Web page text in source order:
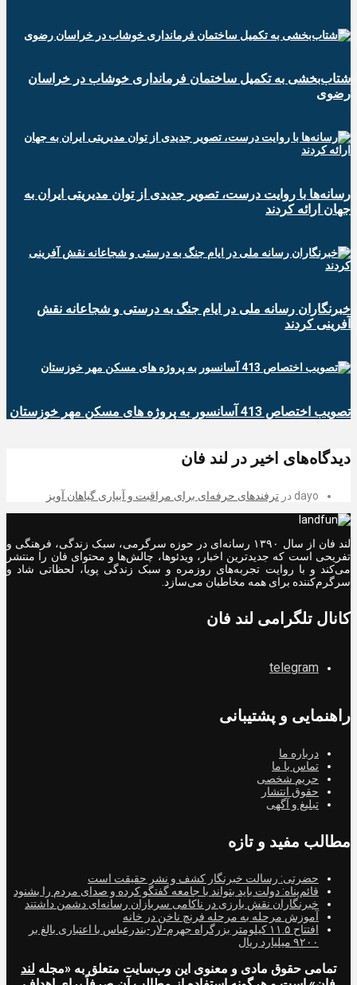
شتاب‌بخشی به تکمیل ساختمان فرمانداری خوشاب در خراسان
رضوی
رسانه‌ها با روایت درست، تصویر جدیدی از توان مدیریتی ایران به
جهان ارائه کردند
خبرنگاران رسانه ملی در ایام جنگ به درستی و شجاعانه نقش
آفرینی کردند
تصویب اختصاص 413 آسانسور به پروژه های مسکن مهر خوزستان
دیدگاه‌های اخیر در لند فان
dayo در ترفندهای حرفه‌ای برای مراقبت و آبیاری گیاهان آویز
لند فان از سال ۱۳۹۰ رسانه‌ای در حوزه سرگرمی، سبک زندگی، فرهنگی و
تفریحی است که جدیدترین اخبار، ویدئوها، چالش‌ها و محتوای فان را منتشر
می‌کند و با روایت تجربه‌های روزمره و سبک زندگی پویا، لحظاتی شاد و
سرگرم‌کننده برای همه مخاطبان می‌سازد.
کانال تلگرامی لند فان
telegram
راهنمایی و پشتیبانی
درباره ما
تماس با ما
حریم شخصی
حقوق انتشار
تبلیغ و آگهی
مطالب مفید و تازه
حضرتی: رسالت خبرنگار کشف و نشر حقیقت است
قائم‌پناه: دولت باید بتواند با جامعه گفتگو کرده و صدای مردم را بشنود
خبرنگاران نقش بارزی در ناکامی سربازان رسانه‌ای دشمن داشتند
آموزش مرحله به مرحله فرنچ ناخن در خانه
افتتاح ۱۱.۵ کیلومتر بزرگراه جهرم-لار-بندرعباس با اعتباری بالغ بر
۹۲۰۰ میلیارد ریال
تمامی حقوق مادی و معنوی این وب‌سایت متعلق به «مجله لند